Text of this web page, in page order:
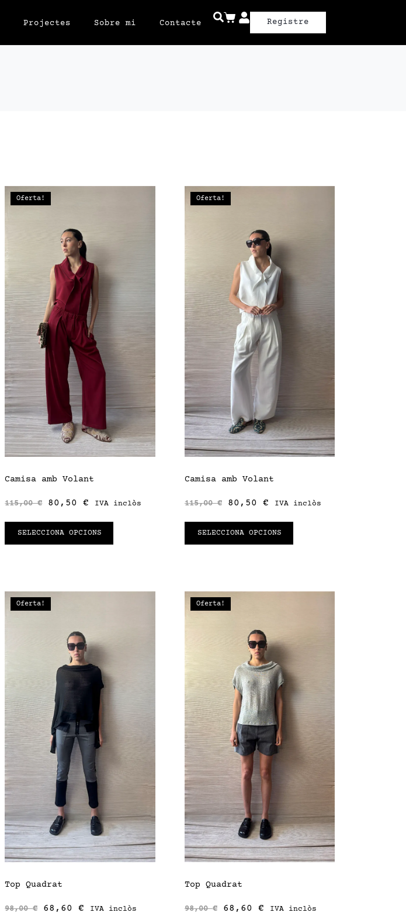
Projectes Sobre mi Contacte Registre
Oferta!
Camisa amb Volant
115,00€ 80,50€ IVA inclòs
SELECCIONA OPCIONS
Oferta!
Camisa amb Volant
115,00€ 80,50 € IVA inclòs
SELECCIONA OPCIONS
Oferta!
Top Quadrat
98,00€ 68,60€ IVA inclòs
Oferta!
Top Quadrat
98,00€ 68,60 € IVA inclòs